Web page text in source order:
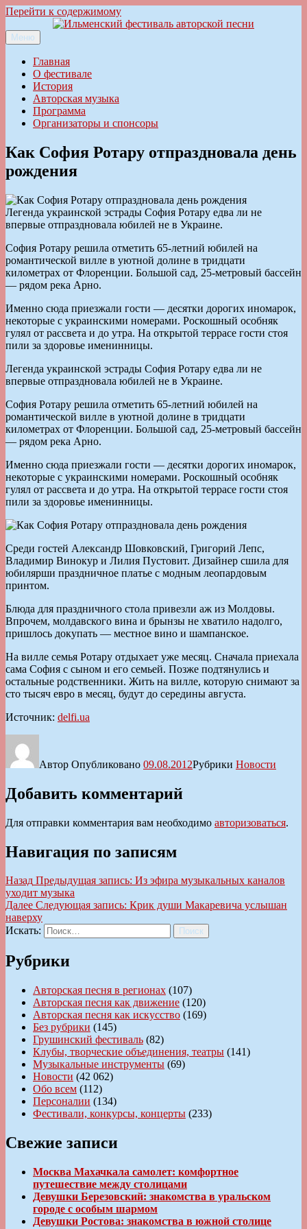
Перейти к содержимому
Ильменский фестиваль авторской песни
Меню
Главная
О фестивале
История
Авторская музыка
Программа
Организаторы и спонсоры
Как София Ротару отпраздновала день
рождения
Легенда украинской эстрады София Ротару едва ли не
впервые отпраздновала юбилей не в Украине.
София Ротару решила отметить 65-летний юбилей на
романтической вилле в уютной долине в тридцати
километрах от Флоренции. Большой сад, 25-метровый бассейн
— рядом река Арно.
Именно сюда приезжали гости — десятки дорогих иномарок,
некоторые с украинскими номерами. Роскошный особняк
гулял от рассвета и до утра. На открытой террасе гости стоя
пили за здоровье именинницы.
Легенда украинской эстрады София Ротару едва ли не
впервые отпраздновала юбилей не в Украине.
София Ротару решила отметить 65-летний юбилей на
романтической вилле в уютной долине в тридцати
километрах от Флоренции. Большой сад, 25-метровый бассейн
— рядом река Арно.
Именно сюда приезжали гости — десятки дорогих иномарок,
некоторые с украинскими номерами. Роскошный особняк
гулял от рассвета и до утра. На открытой террасе гости стоя
пили за здоровье именинницы.
Среди гостей Александр Шовковский, Григорий Лепс,
Владимир Винокур и Лилия Пустовит. Дизайнер сшила для
юбилярши праздничное платье с модным леопардовым
принтом.
Блюда для праздничного стола привезли аж из Молдовы.
Впрочем, молдавского вина и брынзы не хватило надолго,
пришлось докупать — местное вино и шампанское.
На вилле семья Ротару отдыхает уже месяц. Сначала приехала
сама София с сыном и его семьей. Позже подтянулись и
остальные родственники. Жить на вилле, которую снимают за
сто тысяч евро в месяц, будут до середины августа.
Источник: delfi.ua
Автор Опубликовано 09.08.2012Рубрики Новости
Добавить комментарий
Для отправки комментария вам необходимо авторизоваться.
Навигация по записям
Назад Предыдущая запись: Из эфира музыкальных каналов
уходит музыка
Далее Следующая запись: Крик души Макаревича услышан
наверху
Искать:
Поиск
Рубрики
Авторская песня в регионах (107)
Авторская песня как движение (120)
Авторская песня как искусство (169)
Без рубрики (145)
Грушинский фестиваль (82)
Клубы, творческие объединения, театры (141)
Музыкальные инструменты (69)
Новости (42 062)
Обо всем (112)
Персоналии (134)
Фестивали, конкурсы, концерты (233)
Свежие записи
Москва Махачкала самолет: комфортное
путешествие между столицами
Девушки Березовский: знакомства в уральском
городе с особым шармом
Девушки Ростова: знакомства в южной столице